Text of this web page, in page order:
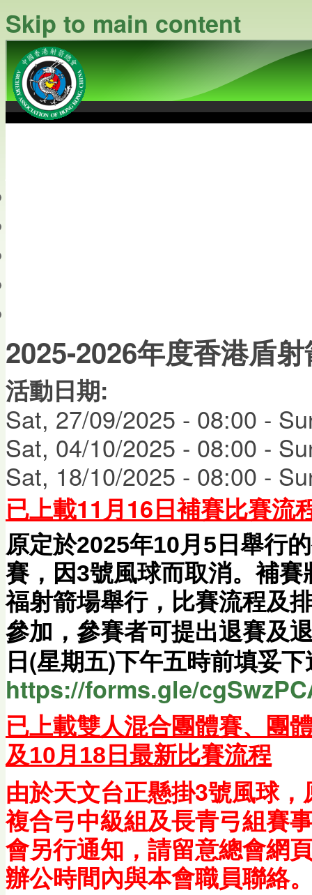
Skip to main content
2025-2026年度香港盾
活動日期:
Sat, 27/09/2025 - 08:00 -
Sat, 04/10/2025 - 08:00 -
Sat, 18/10/2025 - 08:00 -
已上載11月16日補賽比賽流
原定於2025年10月5日舉行
賽，因3號風球而取消。補
福射箭場舉行，比賽流程及
參加，參賽者可提出退賽及
日(星期五)下午五時前填妥
https://forms.gle/
已上載雙人混合團體賽、
團
及10月18日最新比賽流程
由於天文台正懸掛3號風球
複合弓中級組及長青弓組賽
會另行通知，請留意總會網
辦公時間內與本會職員聯絡